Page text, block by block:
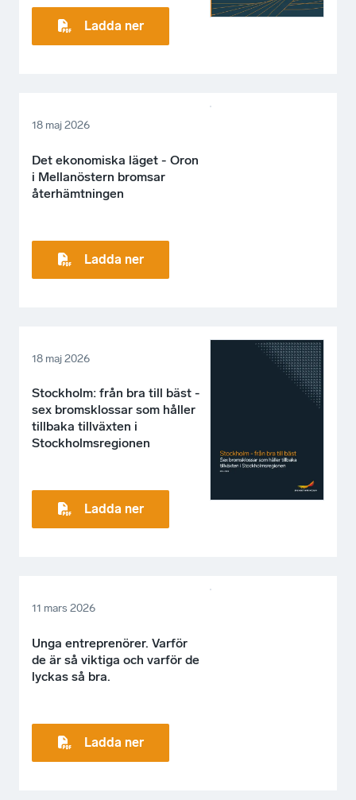
Ladda ner
18 maj 2026
Det ekonomiska läget - Oron
i Mellanöstern bromsar
återhämtningen
Ladda ner
18 maj 2026
Stockholm: från bra till bäst -
sex bromsklossar som håller
tillbaka tillväxten i
Stockholmsregionen
Ladda ner
11 mars 2026
Unga entreprenörer. Varför
de är så viktiga och varför de
lyckas så bra.
Ladda ner